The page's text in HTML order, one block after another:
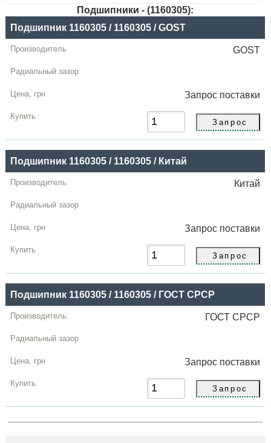
Подшипники - (1160305):
Название
Производитель
Радиальный
грн
Купить
Подшипник 1160305 / 1160305 / GOST
GOST
Запрос поставки
Подшипник 1160305 / 1160305 / Китай
Китай
Запрос поставки
Подшипник 1160305 / 1160305 / ГОСТ СРСР
ГОСТ СРСР
Запрос поставки